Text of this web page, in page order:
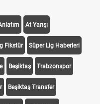
At Yarışı
Fikstür Süper Lig Haberleri
Beşiktaş Trabzonspor
Beşiktaş Transfer